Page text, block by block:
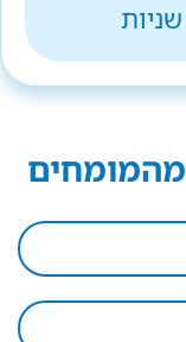
שניות
מהמומחים